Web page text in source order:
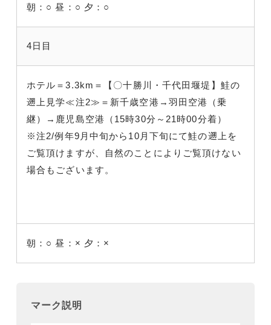
朝：○ 昼：○ 夕：○
4日目
ホテル＝3.3km＝【〇十勝川・千代田堰堤】鮭の
遡上見学≪注2≫＝新千歳空港→羽田空港（乗
継）→鹿児島空港（15時30分～21時00分着）
※注2/例年9月中旬から10月下旬にて鮭の遡上を
ご覧頂けますが、自然のことによりご覧頂けない
場合もございます。
朝：○ 昼：× 夕：×
マーク説明